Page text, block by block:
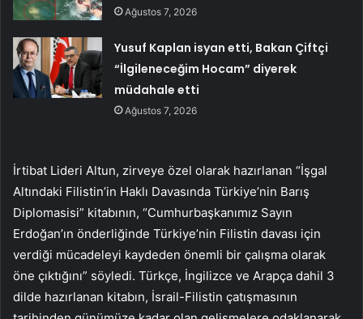
Ağustos 7, 2026
Yusuf Kaplan isyan etti, Bakan Çiftçi
“İlgileneceğim Hocam” diyerek
müdahale etti
Ağustos 7, 2026
İrtibat Lideri Altun, zirveye özel olarak hazırlanan “İşgal
Altındaki Filistin’in Haklı Davasında Türkiye’nin Barış
Diplomasisi” kitabının, “Cumhurbaşkanımız Sayın
Erdoğan’ın önderliğinde Türkiye’nin Filistin davası için
verdiği mücadeleyi kaydeden önemli bir çalışma olarak
öne çıktığını” söyledi. Türkçe, İngilizce ve Arapça dahil 3
dilde hazırlanan kitabın, İsrail-Filistin çatışmasının